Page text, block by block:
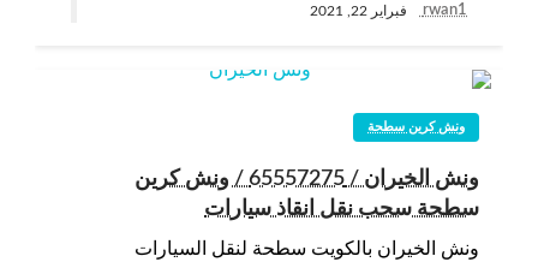
rwan1 فبراير 22, 2021
ونش كرين سطحة
ونش الخيران / 65557275 / ونش كرين
سطحة سحب نقل انقاذ سيارات
ونش الخيران بالكويت سطحة لنقل السيارات